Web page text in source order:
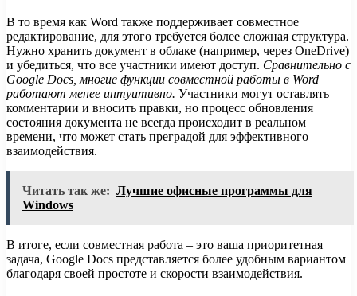
В то время как Word также поддерживает совместное
редактирование, для этого требуется более сложная структура.
Нужно хранить документ в облаке (например, через OneDrive)
и убедиться, что все участники имеют доступ. Сравнительно с
Google Docs, многие функции совместной работы в Word
работают менее интуитивно. Участники могут оставлять
комментарии и вносить правки, но процесс обновления
состояния документа не всегда происходит в реальном
времени, что может стать преградой для эффективного
взаимодействия.
Читать так же: Лучшие офисные программы для
Windows
В итоге, если совместная работа – это ваша приоритетная
задача, Google Docs представляется более удобным вариантом
благодаря своей простоте и скорости взаимодействия.